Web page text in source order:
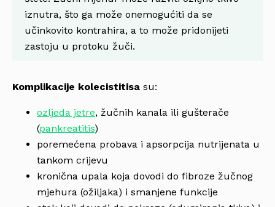
iznutra, što ga može onemogućiti da se
učinkovito kontrahira, a to može pridonijeti
zastoju u protoku žuči.
Komplikacije kolecistitisa su:
ozljeda jetre, žučnih kanala ili gušterače
(pankreatitis)
poremećena probava i apsorpcija nutrijenata u
tankom crijevu
kronična upala koja dovodi do fibroze žučnog
mjehura (ožiljaka) i smanjene funkcije